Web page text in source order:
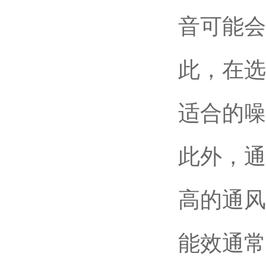
音可能
此，在
适合的
此外，
高的通
能效通